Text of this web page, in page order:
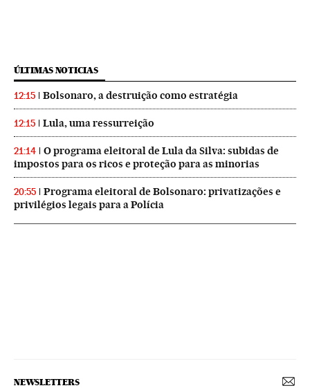
ÚLTIMAS NOTICIAS
12:15 Bolsonaro, a destruição como estratégia
12:15 Lula, uma ressurreição
21:14
O programa eleitoral de Lula da Silva: subidas de
impostos para os ricos e proteção para as minorias
20:55
Programa eleitoral de Bolsonaro: privatizações e
privilégios legais para a Polícia
NEWSLETTERS